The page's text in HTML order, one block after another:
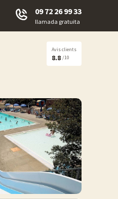
09 72 26 99 33
llamada gratuita
Avis clients
8.8 /10